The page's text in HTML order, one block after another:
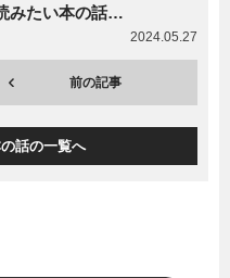
みたい本の話…
2024.05.27
前の記事
話の一覧へ